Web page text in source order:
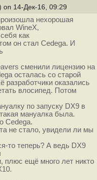
on 14-Дек-16, 09:29
нехорошая
WineX,
как
он стал Cedega. И
сменили лицензию на
осталась со старой
разработчики оказались
влосипед. Потом
по запуску DX9 в
мануалка была.
Cedega.
не стало, увидели ли мы
то теперь? А ведь DX9
плюс ещё много лет никто